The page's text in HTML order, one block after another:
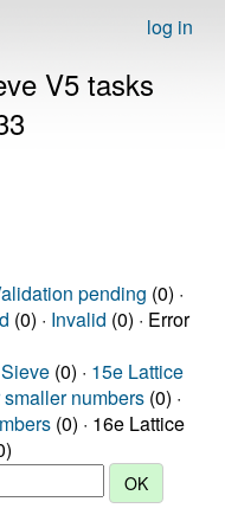
log in
V5 tasks
pending (0) ·
(0) · Invalid (0) · Error
(0) · 15e Lattice
numbers (0) ·
(0) · 16e Lattice